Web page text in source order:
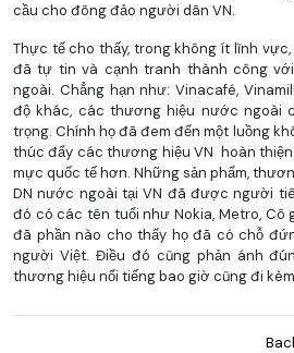
cầu cho đông đảo người dân VN.
Thực tế cho thấy, trong không ít lĩnh
đã tự tin và cạnh tranh thành công
ngoài. Chẳng hạn như: Vinacafé,
độ khác, các thương hiệu nước ngoài
trọng. Chính họ đã đem đến một luồng
thúc đẩy các thương hiệu VN hoàn
mực quốc tế hơn. Những sản phẩm,
DN nước ngoài tại VN đã được người
đó có các tên tuổi như Nokia, Metro, Cô
đã phần nào cho thấy họ đã có chỗ
người Việt. Điều đó cũng phản ánh
thương hiệu nổi tiếng bao giờ cũng đi